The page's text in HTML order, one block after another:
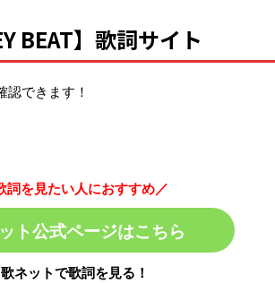
BEAT】歌詞サイト
認できます！
詞を見たい人におすすめ／
ト公式ページはこちら
歌ネットで歌詞を見る！